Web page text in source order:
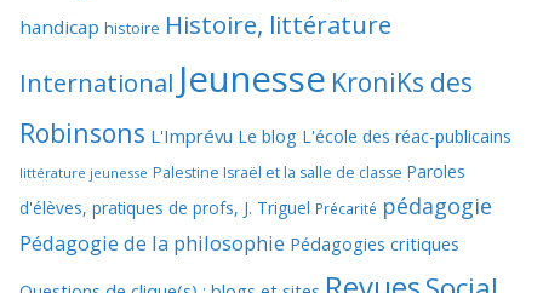
handicap histoire Histoire, littérature
International Jeunesse KroniKs des
Robinsons L'Imprévu Le blog L'école des réac-publicains
littérature jeunesse Palestine Israël et la salle de classe Paroles
d'élèves, pratiques de profs, J. Triguel Précarité pédagogie
Pédagogie de la philosophie Pédagogies critiques